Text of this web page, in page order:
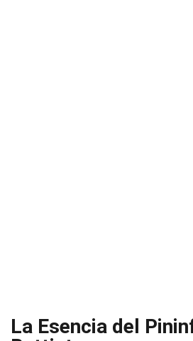
La Esencia del